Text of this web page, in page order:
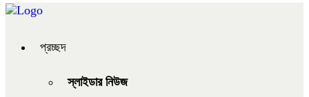
প্রচ্ছদ
স্লাইডার নিউজ